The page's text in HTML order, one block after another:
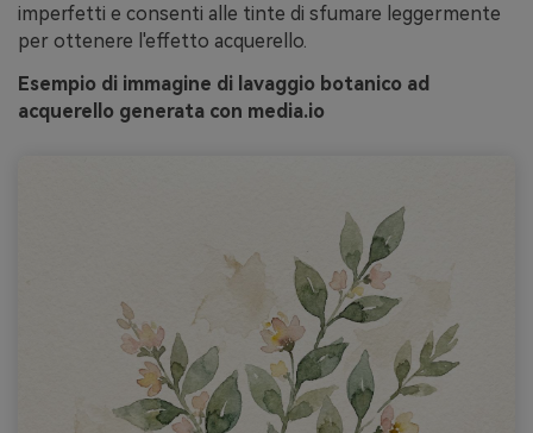
imperfetti e consenti alle tinte di sfumare leggermente
per ottenere l'effetto acquerello.
Esempio di immagine di lavaggio botanico ad
acquerello generata con media.io